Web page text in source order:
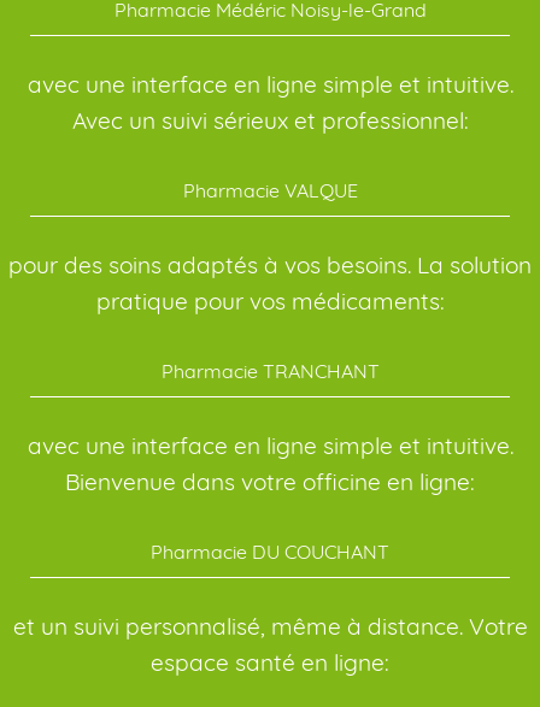
Pharmacie Médéric Noisy-le-Grand
avec une interface en ligne simple et intuitive.
Avec un suivi sérieux et professionnel:
Pharmacie VALQUE
pour des soins adaptés à vos besoins. La solution
pratique pour vos médicaments:
Pharmacie TRANCHANT
avec une interface en ligne simple et intuitive.
Bienvenue dans votre officine en ligne:
Pharmacie DU COUCHANT
et un suivi personnalisé, même à distance. Votre
espace santé en ligne: